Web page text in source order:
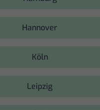
Hannover
Köln
Leipzig